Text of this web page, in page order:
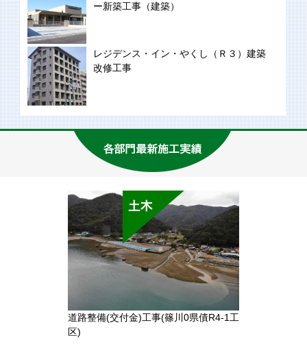
ー新築工事（建築）
レジデンス・イン・やくし（Ｒ３）建築
改修工事
道路整備(交付金)工事(篠川0県債R4-1工
区)